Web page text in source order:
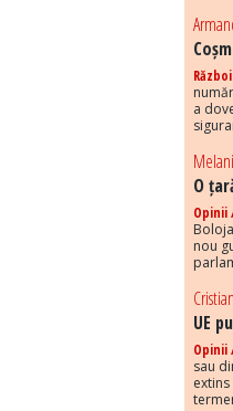
a
O
Opinii
nou
Cristian
UE
Opinii
sau